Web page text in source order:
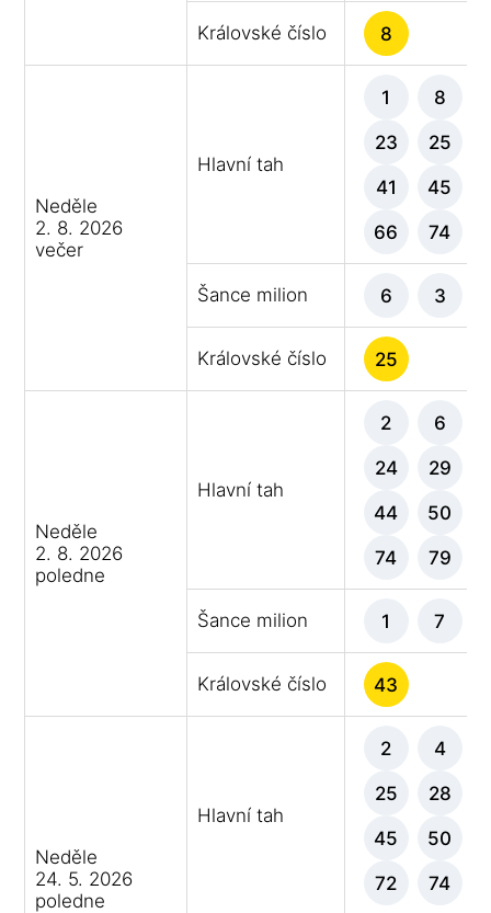
Královské číslo 8
Neděle
2. 8. 2026
večer
Hlavní tah
1 8
23 25
41 45
66 74
Šance milion 6 3
Královské číslo 25
Neděle
2. 8. 2026
poledne
Hlavní tah
2 6
24 29
44 50
74 79
Šance milion 1 7
Královské číslo 43
Neděle
24. 5. 2026
poledne
Hlavní tah
2 4
25 28
45 50
72 74